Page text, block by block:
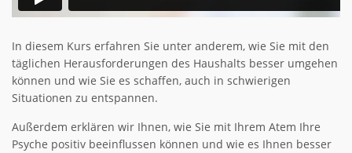
In diesem Kurs erfahren Sie unter anderem, wie Sie mit den
täglichen Herausforderungen des Haushalts besser umgehen
können und wie Sie es schaffen, auch in schwierigen
Situationen zu entspannen.
Außerdem erklären wir Ihnen, wie Sie mit Ihrem Atem Ihre
Psyche positiv beeinflussen können und wie es Ihnen besser